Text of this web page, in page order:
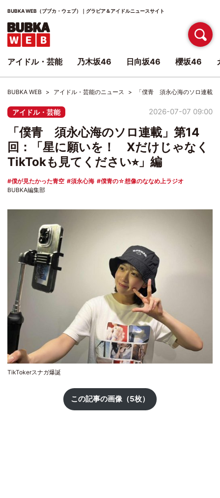
BUBKA WEB（ブブカ・ウェブ）｜グラビア＆アイドルニュースサイト
BUBKA WEB アイドル・芸能のニュース 「僕青 須永心海のソロ連載
アイドル・芸能 2026-07-07 09:00
「僕青 須永心海のソロ連載」第14
回：「星に願いを！ Xだけじゃなく
TikTokも見てください⭐︎」編
僕が見たかった青空 須永心海
僕青の☆想像のななめ上ラジオ
BUBKA編集部
TikTokerスナガ爆誕
この記事の画像（5枚）
アイドル・芸能 乃木坂46 日向坂46 櫻坂46